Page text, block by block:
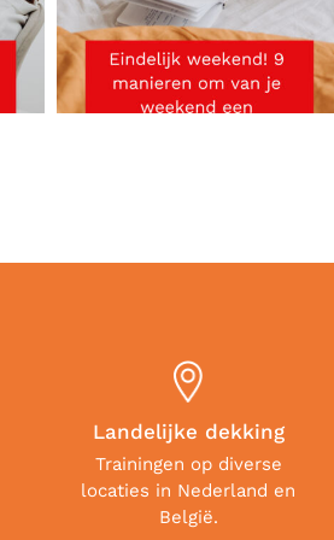
Landelijke dekking
Trainingen op diverse
locaties in Nederland en
België.